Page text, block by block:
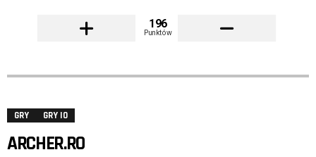
196
Punktów
GRY GRY IO
ARCHER.RO